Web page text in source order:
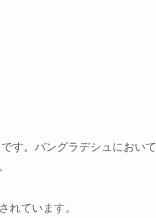
す。バングラデシュにおいて
れています。